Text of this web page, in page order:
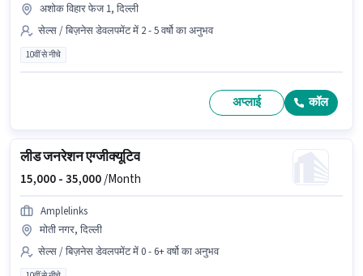
अशोक विहार फेज 1, दिल्ली
सेल्स / बिज़नेस डेवलपमेंट में 2 - 5 वर्षो का अनुभव
10वीं से नीचे
अप्लाई कॉल
लीड जनरेशन एग्जीक्यूटिव
15,000 -35,000/Month
Amplelinks
मोती नगर, दिल्ली
सेल्स / बिज़नेस डेवलपमेंट में 0 - 6+ वर्षो का अनुभव